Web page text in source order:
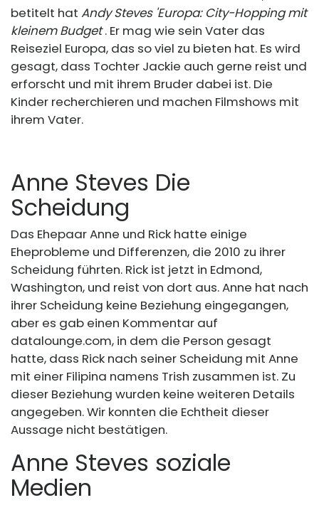
betitelt hat Andy Steves 'Europa: City-Hopping mit
kleinem Budget. Er mag wie sein Vater das
Reiseziel Europa, das so viel zu bieten hat. Es wird
gesagt, dass Tochter Jackie auch gerne reist und
erforscht und mit ihrem Bruder dabei ist. Die
Kinder recherchieren und machen Filmshows mit
ihrem Vater.
Anne Steves Die
Scheidung
Das Ehepaar Anne und Rick hatte einige
Eheprobleme und Differenzen, die 2010 zu ihrer
Scheidung führten. Rick ist jetzt in Edmond,
Washington, und reist von dort aus. Anne hat nach
ihrer Scheidung keine Beziehung eingegangen,
aber es gab einen Kommentar auf
datalounge.com, in dem die Person gesagt
hatte, dass Rick nach seiner Scheidung mit Anne
mit einer Filipina namens Trish zusammen ist. Zu
dieser Beziehung wurden keine weiteren Details
angegeben. Wir konnten die Echtheit dieser
Aussage nicht bestätigen.
Anne Steves soziale
Medien